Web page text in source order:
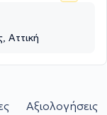
Αττική
Αξιολογήσεις